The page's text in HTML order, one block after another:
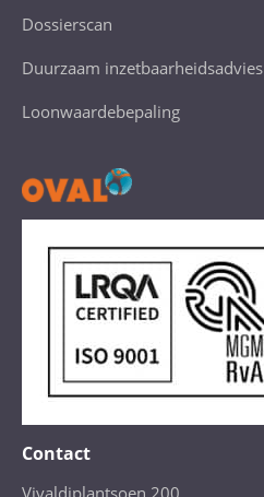
Dossierscan
Duurzaam inzetbaarheidsadvies
Loonwaardebepaling
Contact
Vivaldiplantsoen 200